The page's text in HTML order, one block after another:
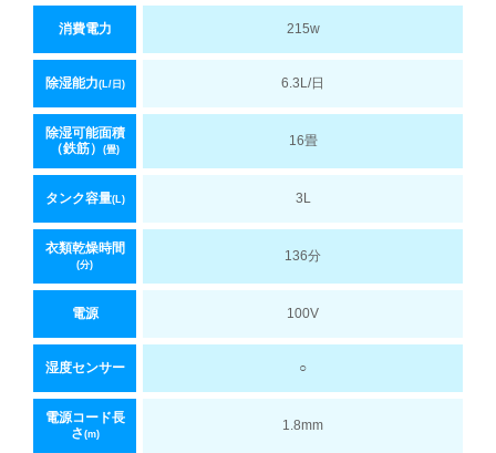
消費電力 215w
除湿能力(L/日) 6.3L/日
除湿可能面積
（鉄筋）
(畳)
16畳
タンク容量(L) 3L
衣類乾燥時間
(分)
136分
電源 100V
湿度センサー ○
電源コード長
さ (m)
1.8mm